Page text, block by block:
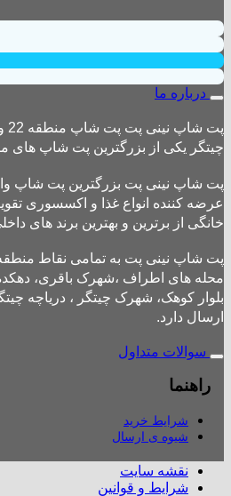
درباره ما
چیتگر یکی از بزرگترین پت شاپ های منطقه
پت شاپ نینی پت بزرگترین پت شاپ
عرضه کننده انواع غذا و اکسسوری
خانگی از برترین و بهترین برند های
محله های اطراف ،شهرک باقری،
بلوار کوهک، شهرک چیتگر ، دریاچه
ارسال دارد.
سوالات متداول
راهنما
شرایط خرید
شیوه ی ارسال
نقشه سایت
شرایط و قوانین